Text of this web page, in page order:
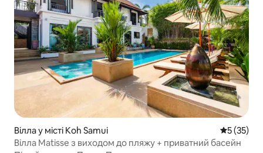
Вілла у місті Koh Samui Середня
5 (35)
Вілла Matisse з виходом до пляжу + приватний басейн